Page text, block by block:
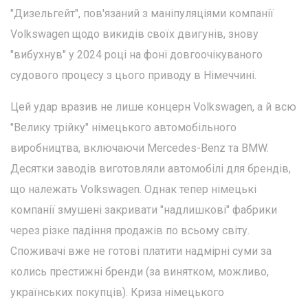
"Дизельгейт", пов'язаний з маніпуляціями компанії
Volkswagen щодо викидів своїх двигунів, знову
"вибухнув" у 2024 році на фоні довгоочікуваного
судового процесу з цього приводу в Німеччині.
Цей удар вразив не лише концерн Volkswagen, а й всю
"Велику трійку" німецького автомобільного
виробництва, включаючи Mercedes-Benz та BMW.
Десятки заводів виготовляли автомобілі для брендів,
що належать Volkswagen. Однак тепер німецькі
компанії змушені закривати "надлишкові" фабрики
через різке падіння продажів по всьому світу.
Споживачі вже не готові платити надмірні суми за
колись престижні бренди (за винятком, можливо,
українських покупців). Криза німецького